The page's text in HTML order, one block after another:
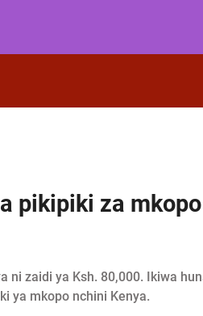
pikipiki za
ni zaidi ya Ksh. 80,000. Ikiwa
ya mkopo nchini Kenya.